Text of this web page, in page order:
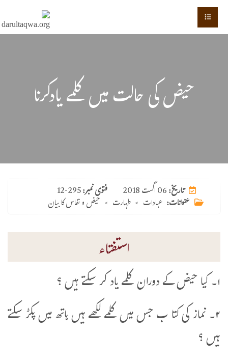
حیض کی حالت میں کلمے یادکرنا
فتوی نمبر:12-295 تاریخ:06 اگست 2018
عنوانات: عبادات > طہارت > حیض و نفاس کا بیان
استفتاء
۱۔ کیا حیض کے دوران کلمے یاد کر سکتے ہیں ؟
۲۔ نماز کی کتا ب جس میں کلمے لکھے ہیں ہاتھ میں پکڑ سکتے
ہیں ؟